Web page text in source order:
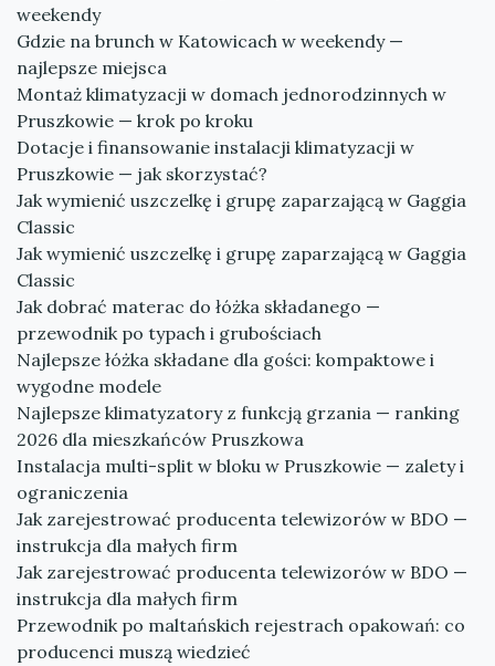
weekendy
Gdzie na brunch w Katowicach w weekendy —
najlepsze miejsca
Montaż klimatyzacji w domach jednorodzinnych w
Pruszkowie — krok po kroku
Dotacje i finansowanie instalacji klimatyzacji w
Pruszkowie — jak skorzystać?
Jak wymienić uszczelkę i grupę zaparzającą w Gaggia
Classic
Jak wymienić uszczelkę i grupę zaparzającą w Gaggia
Classic
Jak dobrać materac do łóżka składanego —
przewodnik po typach i grubościach
Najlepsze łóżka składane dla gości: kompaktowe i
wygodne modele
Najlepsze klimatyzatory z funkcją grzania — ranking
2026 dla mieszkańców Pruszkowa
Instalacja multi-split w bloku w Pruszkowie — zalety i
ograniczenia
Jak zarejestrować producenta telewizorów w BDO —
instrukcja dla małych firm
Jak zarejestrować producenta telewizorów w BDO —
instrukcja dla małych firm
Przewodnik po maltańskich rejestrach opakowań: co
producenci muszą wiedzieć